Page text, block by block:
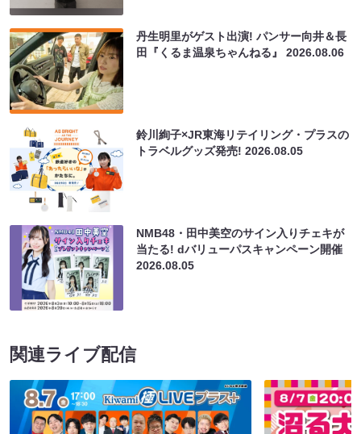
丹生明里がゲスト出演! パンサー向井＆長
田『くるま温泉ちゃんねる』2026.08.06
鈴川絢子×JR東海リテイリング・プラスの
トラベルグッズ発売!2026.08.05
NMB48・田中美空のサイン入りチェキが
当たる! dバリューパスキャンペーン開催
2026.08.05
関連ライブ配信